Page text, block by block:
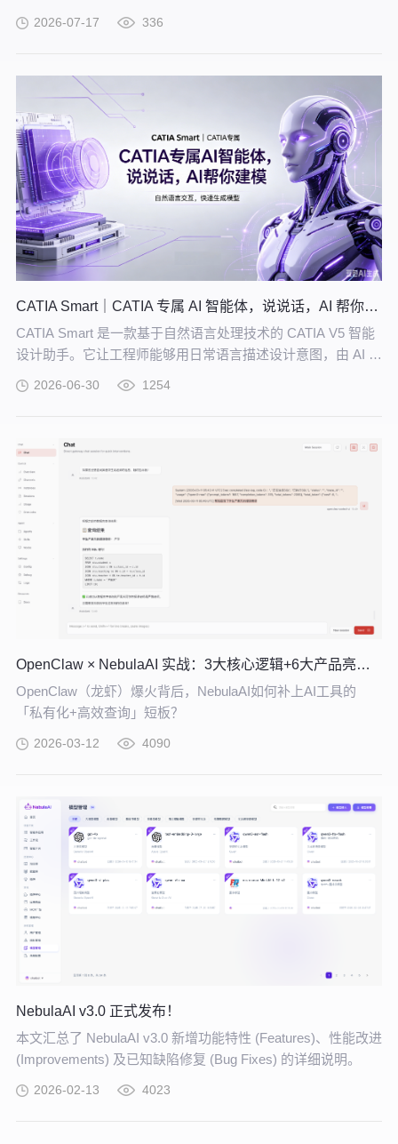
的知识网络。
2026-07-17 336
CATIA Smart｜CATIA 专属 AI 智能体，说说话，AI 帮你建模
CATIA Smart 是一款基于自然语言处理技术的 CATIA V5 智能
设计助手。它让工程师能够用日常语言描述设计意图，由 AI 自
2026-06-30 1254
OpenClaw × NebulaAI 实战：3大核心逻辑+6大产品亮点，企业 AI 提效必看
OpenClaw（龙虾）爆火背后，NebulaAI如何补上AI工具的
「私有化+高效查询」短板？
2026-03-12 4090
NebulaAI v3.0 正式发布！
本文汇总了 NebulaAI v3.0 新增功能特性 (Features)、性能改进
(Improvements) 及已知缺陷修复 (Bug Fixes) 的详细说明。
2026-02-13 4023